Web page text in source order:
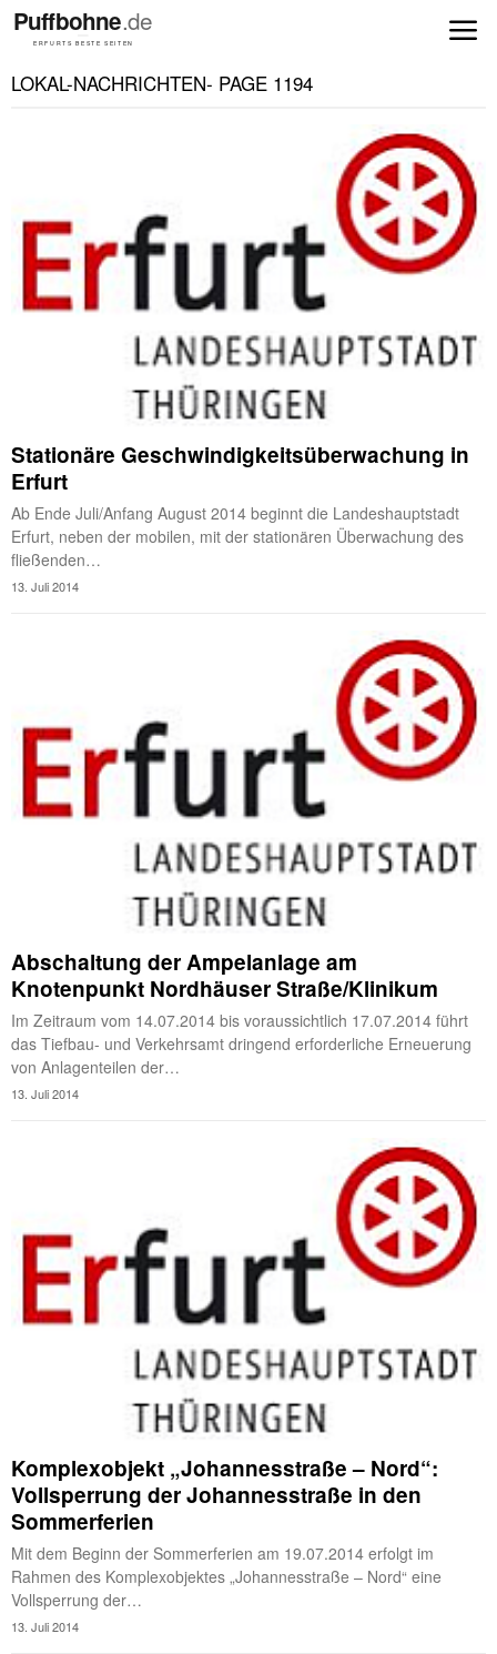
LOKAL-NACHRICHTEN- PAGE 1194
Stationäre Geschwindigkeitsüberwachung in
Erfurt
Ab Ende Juli/Anfang August 2014 beginnt die Landeshauptstadt
Erfurt, neben der mobilen, mit der stationären Überwachung des
fließenden…
13. Juli 2014
Abschaltung der Ampelanlage am
Knotenpunkt Nordhäuser Straße/Klinikum
Im Zeitraum vom 14.07.2014 bis voraussichtlich 17.07.2014 führt
das Tiefbau- und Verkehrsamt dringend erforderliche Erneuerung
von Anlagenteilen der…
13. Juli 2014
Komplexobjekt „Johannesstraße – Nord“:
Vollsperrung der Johannesstraße in den
Sommerferien
Mit dem Beginn der Sommerferien am 19.07.2014 erfolgt im
Rahmen des Komplexobjektes „Johannesstraße – Nord“ eine
Vollsperrung der…
13. Juli 2014